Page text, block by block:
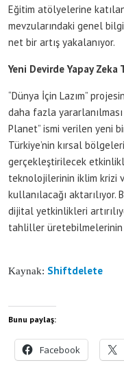
Eğitim atölyelerine
mevzularındaki genel
net bir artış yakalanıyor.
Yeni Devirde Yapay
“Dünya İçin Lazım”
daha fazla
Planet” ismi verilen yeni
Türkiye’nin kırsal
gerçekleştirilecek
teknolojilerinin iklim krizi
kullanılacağı
dijital yetkinlikleri
tahliller üretebilmelerinin
Kaynak: Shiftdelete
Bunu paylaş:
Facebook